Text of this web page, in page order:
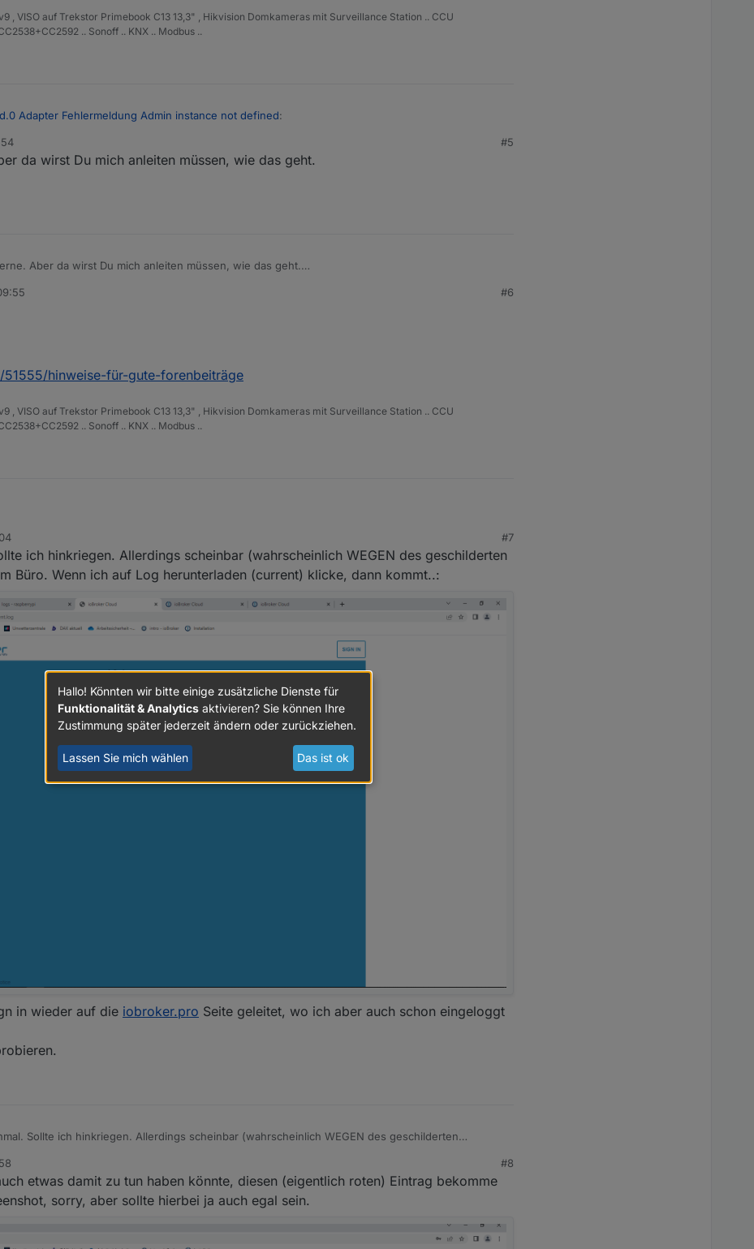
, VISO auf Trekstor Primebook C13 13,3" , Hikvision Domkameras mit Surveillance Station .. CCU
.. Sonoff .. KNX .. Modbus ..
Adapter Fehlermeldung Admin instance not defined:
Please specify the lovelace instance in settings
#5
da wirst Du mich anleiten müssen, wie das geht.
Aber da wirst Du mich anleiten müssen, wie das geht.
#6
hinweise-für-gute-forenbeiträge
, VISO auf Trekstor Primebook C13 13,3" , Hikvision Domkameras mit Surveillance Station .. CCU
.. Sonoff .. KNX .. Modbus ..
:
topic/51555/hinweise-für-gute-forenbeiträge
#7
ich hinkriegen. Allerdings scheinbar (wahrscheinlich WEGEN des geschilderten
Büro. Wenn ich auf Log herunterladen (current) klicke, dann kommt..:
in wieder auf die iobroker.pro Seite geleitet, wo ich aber auch schon eingeloggt
Sollte ich hinkriegen. Allerdings scheinbar (wahrscheinlich WEGEN des geschilderten
#8
etwas damit zu tun haben könnte, diesen (eigentlich roten) Eintrag bekomme
sorry, aber sollte hierbei ja auch egal sein.
Hallo! Könnten wir bitte einige zusätzliche Dienste für
Funktionalität & Analytics aktivieren? Sie können Ihre
Zustimmung später jederzeit ändern oder zurückziehen.
Lassen Sie mich wählen Das ist ok